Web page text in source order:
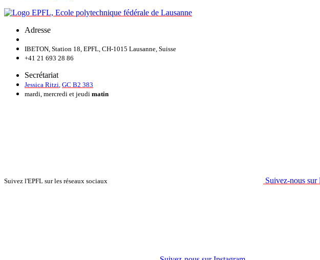
Adresse
IBETON, Station 18, EPFL, CH-1015 Lausanne, Suisse
+41 21 693 28 86
Secrétariat
Jessica Ritzi GC B2 383
mardi, mercredi et jeudi matin
Suivez l'EPFL sur les réseaux sociaux Suivez-nous sur